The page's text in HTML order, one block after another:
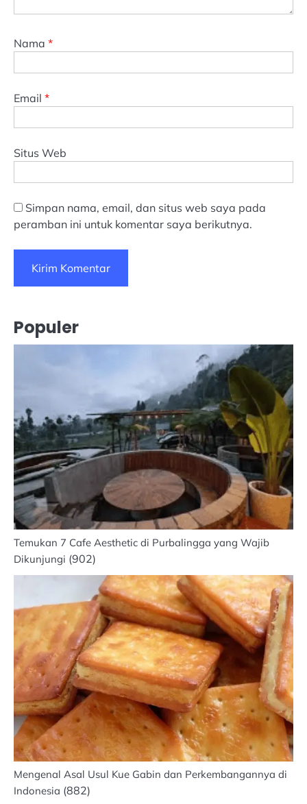
Nama *
Email *
Situs Web
Simpan nama, email, dan situs web saya pada
peramban ini untuk komentar saya berikutnya.
Populer
Temukan 7 Cafe Aesthetic di Purbalingga yang Wajib
Dikunjungi (902)
Mengenal Asal Usul Kue Gabin dan Perkembangannya di
Indonesia (882)